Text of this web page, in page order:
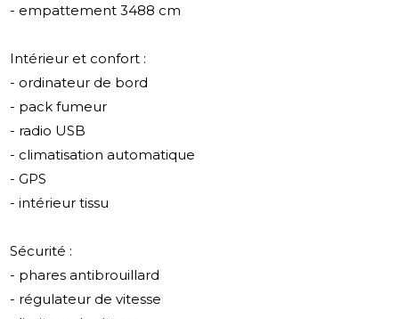
- empattement 3488 cm
Intérieur et confort :
- ordinateur de bord
- pack fumeur
- radio USB
- climatisation automatique
- GPS
- intérieur tissu
Sécurité :
- phares antibrouillard
- régulateur de vitesse